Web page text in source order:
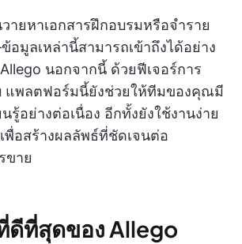
ายหาเอกสารฝึกอบรมหรือจำราย
อมูลเหล่านี้สามารถเข้าถึงได้อย่าง
นอกจากนี้ ด้วยฟีเจอร์การ
แพลตฟอร์มนี้ยังช่วยให้ทีมของคุณมี
รู้อย่างต่อเนื่อง อีกทั้งยังใช้งานง่าย
พื่อสร้างผลลัพธ์ที่ชัดเจนต่อ
ขาย
ที่สุดของ Allego